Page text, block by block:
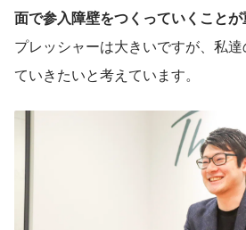
面で参入障壁をつくっていくこと
プレッシャーは大きいですが、私
ていきたいと考えています。